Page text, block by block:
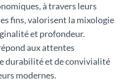
à travers leurs
fins, valorisent la mixologie
et profondeur.
aux attentes
durabilité et de convivialité
modernes.